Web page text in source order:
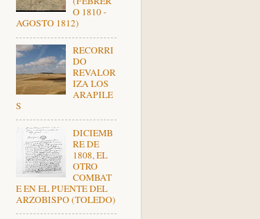
O 1810 -
AGOSTO 1812)
RECORRI
DO
REVALOR
IZA LOS
ARAPILE
S
DICIEMB
RE DE
1808, EL
OTRO
COMBAT
E EN EL PUENTE DEL
ARZOBISPO (TOLEDO)